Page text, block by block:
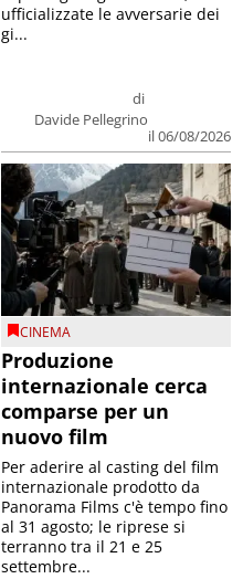
di
Davide Pellegrino
il 06/08/2026
ufficializzate le avversarie dei
gi...
CINEMA
Produzione
internazionale cerca
comparse per un
nuovo film
Per aderire al casting del film
internazionale prodotto da
Panorama Films c'è tempo fino
al 31 agosto; le riprese si
terranno tra il 21 e 25
settembre...